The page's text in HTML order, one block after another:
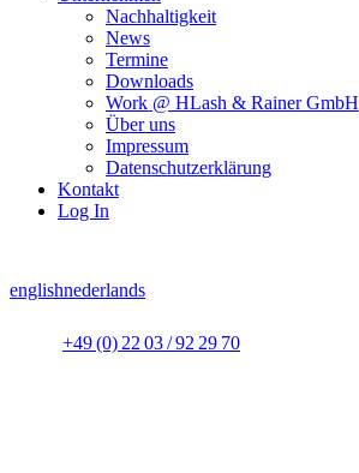
Nachhaltigkeit
News
Termine
Downloads
Work @ HLash & Rainer GmbH
Über uns
Impressum
Datenschutzerklärung
Kontakt
Log In
englishnederlands
+49 (0) 22 03 / 92 29 70